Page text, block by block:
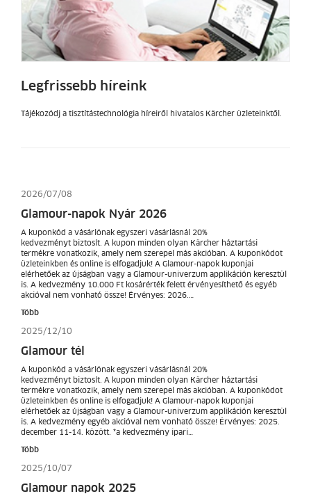
Legfrissebb híreink
Tájékozódj a tisztítástechnológia híreiről hivatalos Kärcher üzleteinktől.
2026/07/08
Glamour-napok Nyár 2026
A kuponkód a vásárlónak egyszeri vásárlásnál 20%
kedvezményt biztosít. A kupon minden olyan Kärcher háztartási
termékre vonatkozik, amely nem szerepel más akcióban. A kuponkódot
üzleteinkben és online is elfogadjuk! A Glamour-napok kuponjai
elérhetőek az újságban vagy a Glamour-univerzum applikáción keresztül
is. A kedvezmény 10.000 Ft kosárérték felett érvényesíthető és egyéb
akcióval nem vonható össze! Érvényes: 2026.…
Több
2025/12/10
Glamour tél
A kuponkód a vásárlónak egyszeri vásárlásnál 20%
kedvezményt biztosít. A kupon minden olyan Kärcher háztartási
termékre vonatkozik, amely nem szerepel más akcióban. A kuponkódot
üzleteinkben és online is elfogadjuk! A Glamour-napok kuponjai
elérhetőek az újságban vagy a Glamour-univerzum applikáción keresztül
is. A kedvezmény egyéb akcióval nem vonható össze! Érvényes: 2025.
december 11-14. között. *a kedvezmény ipari…
Több
2025/10/07
Glamour napok 2025